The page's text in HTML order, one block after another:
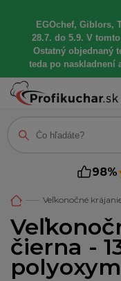
EGOchef, Giblors,
28.7. do 5.9. V
Ostatný objednaný
teda po naskladnení
98%
Veľkonočné
čierna -